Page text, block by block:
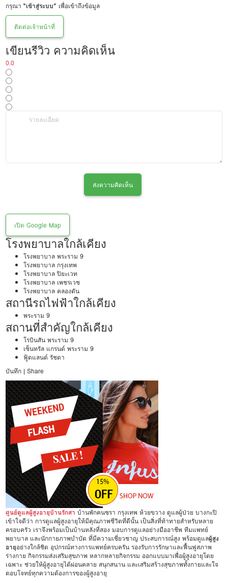
กรุณา“เข้าสู่ระบบ” เพื่อเข้าถึงข้อมูล
ติดต่อเจ้าหน้าที่
เขียนรีวิว ความคิดเห็น
0.0
ส่งความคิดเห็น
เปิด Google Map
โรงพยาบาลใกล้เคียง
โรงพยาบาล พระราม 9
โรงพยาบาล กรุงเทพ
โรงพยาบาล ปิยะเวท
โรงพยาบาล เพชรเวช
โรงพยาบาล คลองตัน
สถานีรถไฟฟ้าใกล้เคียง
พระราม 9
สถานที่สำคัญใกล้เคียง
โรบินสัน พระราม 9
เซ็นทรัล แกรนด์ พระราม 9
ฟู้ดแลนด์ รัชดา
บันทึก | Share
ศูนย์ดูแลผู้สูงอายุบ้านรักสาบ้านพักคนชรา กรุงเทพ ห้วยขวาง ดูแลผู้ป่วย บางกะปิ
เข้าใจดีว่า การดูแลผู้สูงอายุให้มีคุณภาพชีวิตที่ดีนั้น เป็นสิ่งที่ท้าทายสำหรับหลาย
ครอบครัว เราจึงพร้อมเป็นบ้านหลังที่สอง มอบการดูแลอย่างมืออาชีพ ทีมแพทย์
พยาบาล และนักกายภาพบำบัด ที่มีความเชี่ยวชาญ ประสบการณ์สูง พร้อมดูแลผู้สูง
อายุอย่างใกล้ชิด อุปกรณ์ทางการแพทย์ครบครัน รองรับการรักษาและฟื้นฟูสภาพ
ร่างกาย กิจกรรมส่งเสริมสุขภาพ หลากหลายกิจกรรม ออกแบบมาเพื่อผู้สูงอายุโดย
เฉพาะ ช่วยให้ผู้สูงอายุได้ผ่อนคลาย สนุกสนาน และเสริมสร้างสุขภาพทั้งกายและใจ
ตอบโจทย์ทุกความต้องการของผู้สูงอายุ